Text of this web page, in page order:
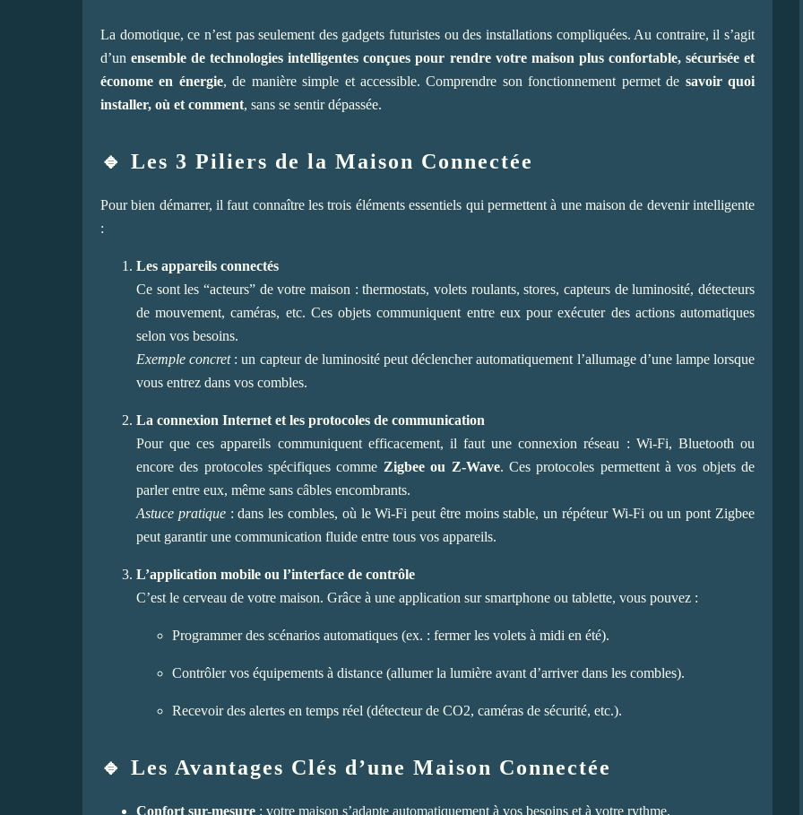
La domotique, ce n’est pas seulement des gadgets futuristes ou des installations compliquées. Au contraire, il s’agit
d’unensemble de technologies intelligentes conçues pour rendre votre maison plus confortable, sécurisée et
économe en énergie, de manière simple et accessible. Comprendre son fonctionnement permet de savoir quoi
installer, où et comment, sans se sentir dépassée.
🔹 Les 3 Piliers de la Maison Connectée
Pour bien démarrer, il faut connaître les trois éléments essentiels qui permettent à une maison de devenir intelligente
:
Les appareils connectés
Ce sont les “acteurs” de votre maison : thermostats, volets roulants, stores, capteurs de luminosité, détecteurs
de mouvement, caméras, etc. Ces objets communiquent entre eux pour exécuter des actions automatiques
selon vos besoins.
Exemple concret: un capteur de luminosité peut déclencher automatiquement l’allumage d’une lampe lorsque
vous entrez dans vos combles.
La connexion Internet et les protocoles de communication
Pour que ces appareils communiquent efficacement, il faut une connexion réseau : Wi-Fi, Bluetooth ou
encore des protocoles spécifiques comme Zigbee ou Z-Wave. Ces protocoles permettent à vos objets de
parler entre eux, même sans câbles encombrants.
Astuce pratique: dans les combles, où le Wi-Fi peut être moins stable, un répéteur Wi-Fi ou un pont Zigbee
peut garantir une communication fluide entre tous vos appareils.
L’application mobile ou l’interface de contrôle
C’est le cerveau de votre maison. Grâce à une application sur smartphone ou tablette, vous pouvez :
Programmer des scénarios automatiques (ex. : fermer les volets à midi en été).
Contrôler vos équipements à distance (allumer la lumière avant d’arriver dans les combles).
Recevoir des alertes en temps réel (détecteur de CO2, caméras de sécurité, etc.).
🔹 Les Avantages Clés d’une Maison Connectée
Confort sur-mesure : votre maison s’adapte automatiquement à vos besoins et à votre rythme.